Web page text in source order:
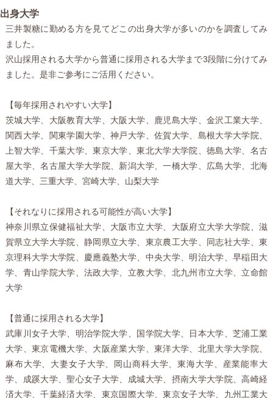
出身大学
三井製糖に勤める方を見てどこの出身大学が多いのかを調査してみ
ました。
沢山採用される大学から普通に採用される大学まで3段階に分けてみ
ました。是非ご参考にご活用ください。
【毎年採用されやすい大学】
茨城大学、大阪教育大学、大阪大学、鹿児島大学、金沢工業大学、
関西大学、関東学園大学、神戸大学、佐賀大学、島根大学大学院、
上智大学、千葉大学、東京大学、東北大学大学院、徳島大学、名古
屋大学、名古屋大学大学院、新潟大学、一橋大学、広島大学、北海
道大学、三重大学、宮崎大学、山梨大学
【それなりに採用される可能性が高い大学】
神奈川県立保健福祉大学、大阪市立大学、大阪府立大学大学院、滋
賀県立大学大学院、静岡県立大学、東京農工大学、同志社大学、東
京理科大学大学院、慶應義塾大学、中央大学、明治大学、早稲田大
学、青山学院大学、法政大学、立教大学、北九州市立大学、立命館
大学
【普通に採用される大学】
武庫川女子大学、明治学院大学、国学院大学、日本大学、芝浦工業
大学、東京電機大学、大阪産業大学、東洋大学、北里大学大学院、
麻布大学、大妻女子大学、岡山商科大学、東海大学、産業能率大
学、成蹊大学、聖心女子大学、成城大学、摂南大学大学院、高崎経
済大学、千葉経済大学、東京国際大学、東京女子大学、九州工業大